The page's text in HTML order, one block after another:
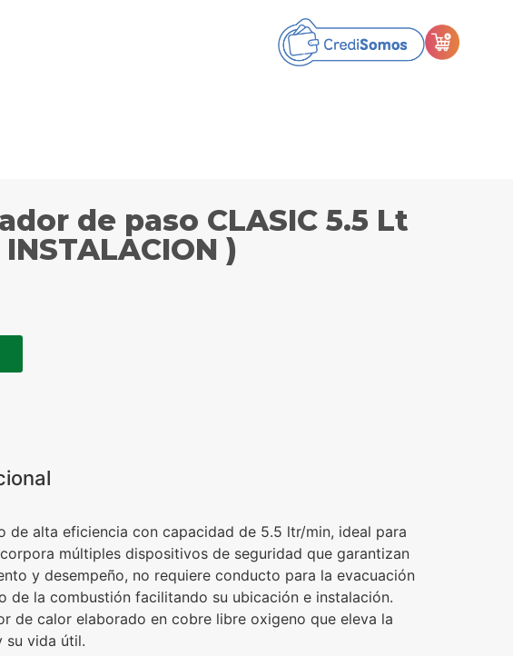
de paso CLASIC 5.5 Lt
INSTALACION )
de alta eficiencia con capacidad de 5.5 ltr/min, ideal para
múltiples dispositivos de seguridad que garantizan
y desempeño, no requiere conducto para la evacuación
de la combustión facilitando su ubicación e instalación.
de calor elaborado en cobre libre oxigeno que eleva la
su vida útil.